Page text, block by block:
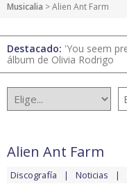
Musicalia > Alien Ant Farm
Destacado: 'You seem
álbum de Olivia Rodrigo
Alien Ant Farm
Discografía Noticias